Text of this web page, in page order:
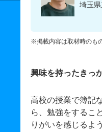
埼玉
※掲載内容は取材時のも
興味を持ったきっ
高校の授業で簿記
ら、勉強をするこ
りがいを感じるよ